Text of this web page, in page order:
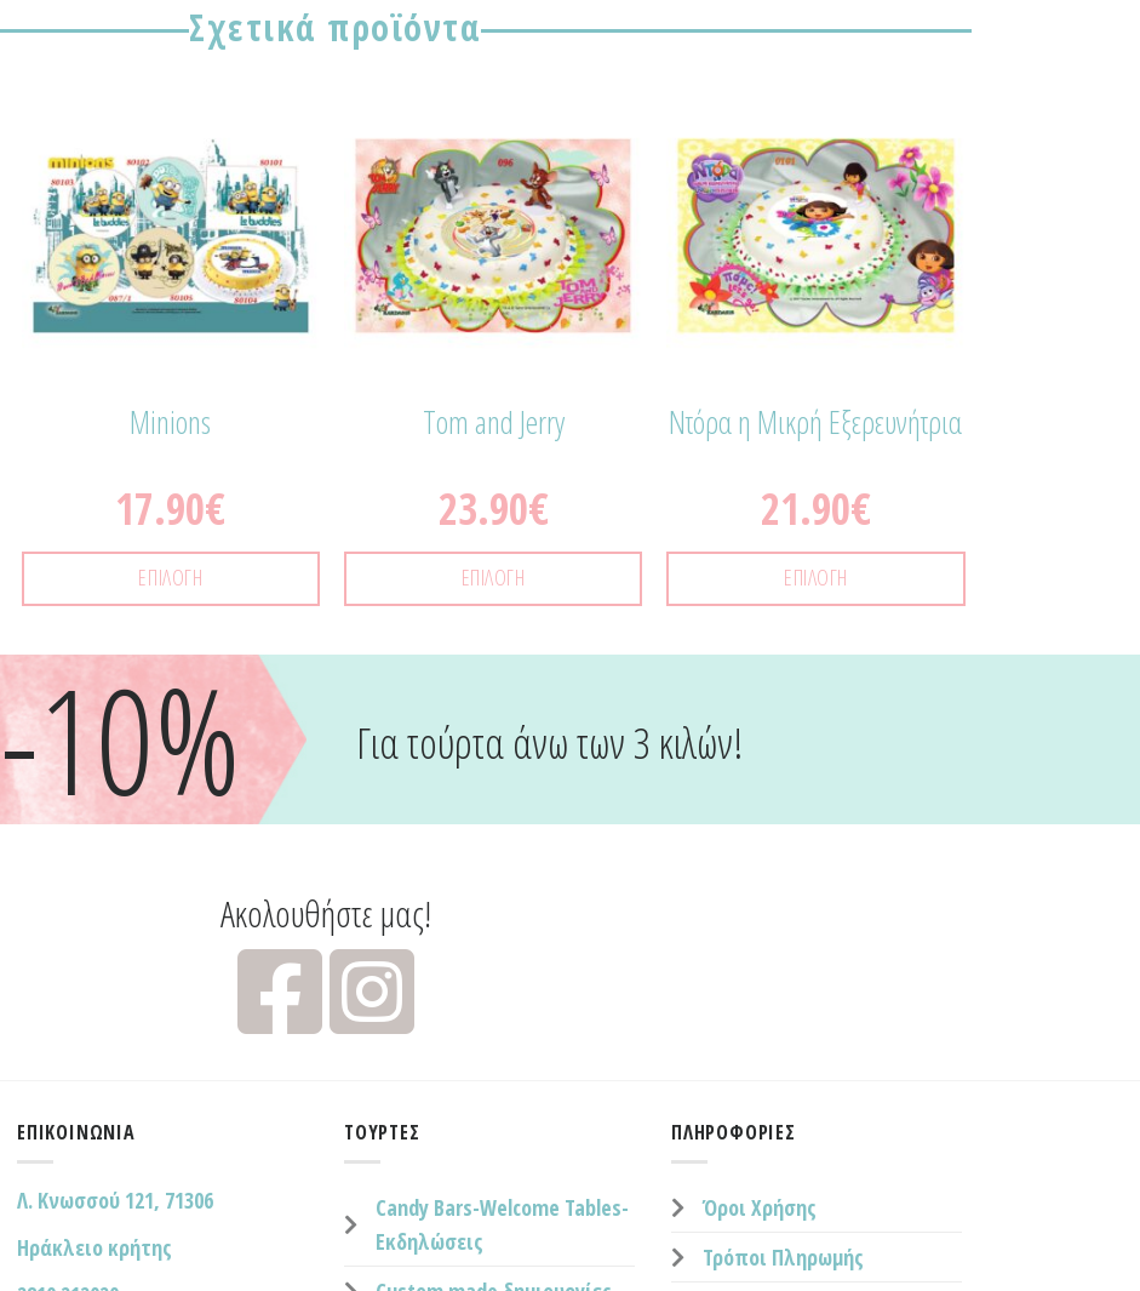
Σχετικά προϊόντα
Προσθήκη
στα
Αγαπημένα!
Minions
17.90€
ΕΠΙΛΟΓΉ
Προσθήκη
στα
Αγαπημένα!
Tom and Jerry
23.90€
ΕΠΙΛΟΓΉ
Προσθήκη
στα
Αγαπημένα!
Ντόρα η Μικρή Εξερευνήτρια
21.90€
ΕΠΙΛΟΓΉ
-10% Για τούρτα άνω των 3 κιλών!
Ακολουθήστε μας!
ΕΠΙΚΟΙΝΩΝΊΑ
Λ. Κνωσσού 121, 71306
Ηράκλειο κρήτης
ΤΟΎΡΤΕΣ
Candy Bars-Welcome Tables-
Εκδηλώσεις
ΠΛΗΡΟΦΟΡΊΕΣ
Όροι Χρήσης
Τρόποι Πληρωμής